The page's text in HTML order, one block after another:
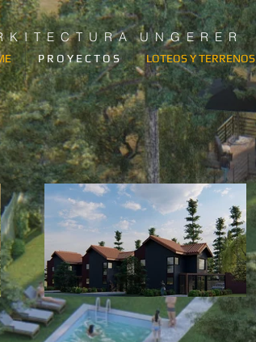
K I T E C T U R A U N G E R E R
P R O Y E C T O S LOTEOS Y TERRENOS